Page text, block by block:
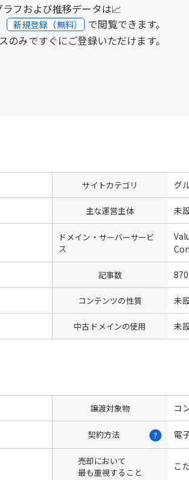
ラフおよび推移データは📈
新規登録（無料） で閲覧できます。
のみですぐにご登録いただけます。
サイトカテゴリ グ
主な運営主体 未
ドメイン・サーバーサービ
ス
記事数 870
コンテンツの性質 未
中古ドメインの使用 未
譲渡対象物 コ
契約方法 ? 電
売却において
最も重視すること
こ